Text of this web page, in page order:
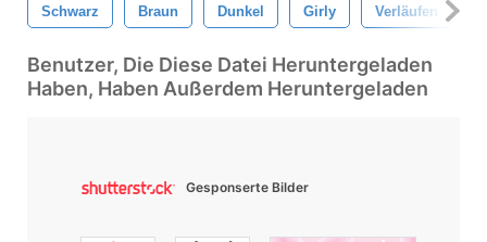
Schwarz Braun Dunkel Girly Verläufen
Benutzer, Die Diese Datei Heruntergeladen
Haben, Haben Außerdem Heruntergeladen
Gesponserte Bilder